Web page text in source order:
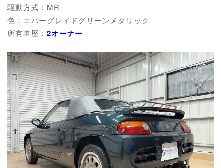
駆動方式：MR
色：エバーグレイドグリーンメタリック
所有者歴： 2オーナー